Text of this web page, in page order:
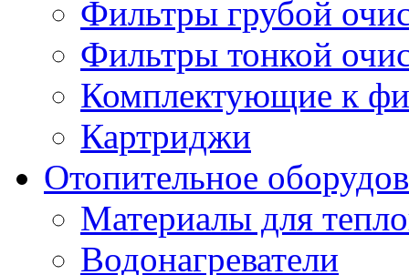
Фильтры грубой
Фильтры тонкой
Комплектующие к
Картриджи
Отопительное
Материалы для
Водонагреватели